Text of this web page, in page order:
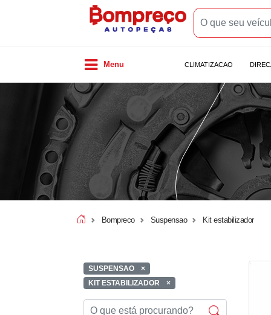
Menu CLIMATIZACAO
Bompreco Suspensao Kit estabilizador
SUSPENSAO
×
KIT ESTABILIZADOR
×